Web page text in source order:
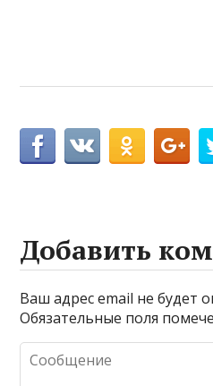
Добавить
Ваш адрес email не будет
Обязательные поля